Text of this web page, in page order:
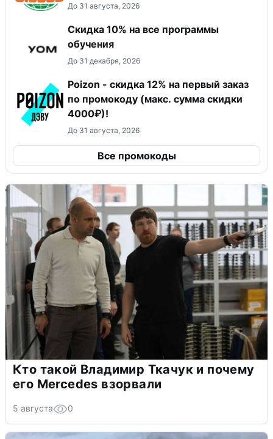
До 31 августа, 2026
Скидка 10% на все программы
обучения
До 31 декабря, 2026
Poizon - скидка 12% на первый заказ
по промокоду (макс. сумма скидки
4000₽)!
До 31 августа, 2026
Все промокоды
Кто такой Владимир Ткачук и почему
его Mercedes взорвали
5 августа 0